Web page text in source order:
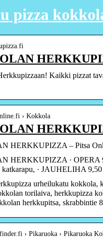
pizza
Kaikki pizzat
› Kokkola
HERKKUPIZZA – Pitsa
HERKKUPIZZA · OPERA
katkarapu, · JAUHELIHA
urheilukatu kokkola,
torilaiva, herkkupizza
herkkupitsa, skrabbintie
› Pikaruoka › Pikaruoka